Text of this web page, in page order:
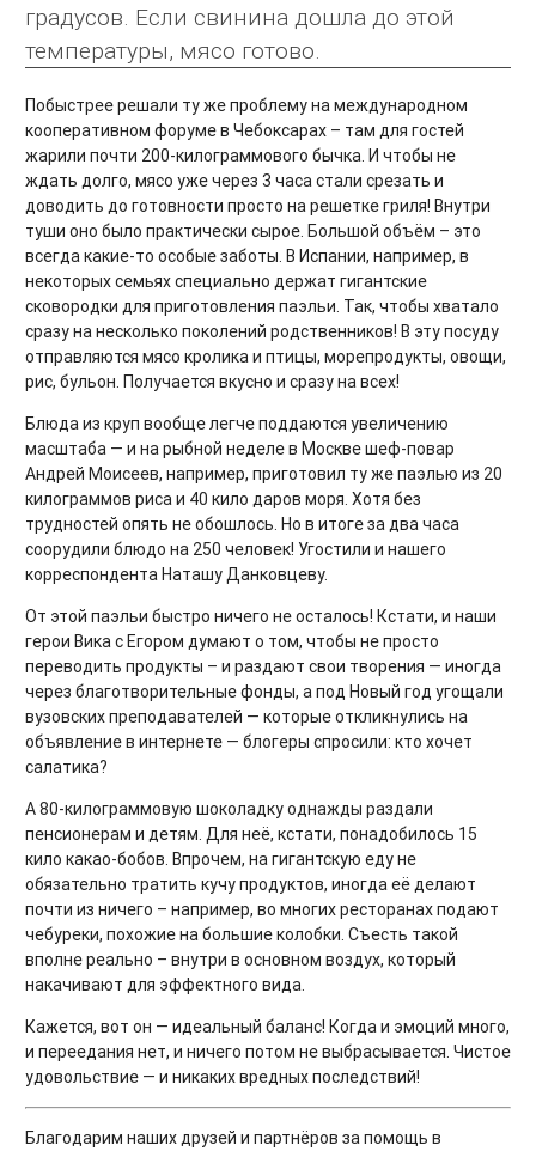
градусов. Если свинина дошла до этой
температуры, мясо готово.
Побыстрее решали ту же проблему на международном
кооперативном форуме в Чебоксарах – там для гостей
жарили почти 200-килограммового бычка. И чтобы не
ждать долго, мясо уже через 3 часа стали срезать и
доводить до готовности просто на решетке гриля! Внутри
туши оно было практически сырое. Большой объём – это
всегда какие-то особые заботы. В Испании, например, в
некоторых семьях специально держат гигантские
сковородки для приготовления паэльи. Так, чтобы хватало
сразу на несколько поколений родственников! В эту посуду
отправляются мясо кролика и птицы, морепродукты, овощи,
рис, бульон. Получается вкусно и сразу на всех!
Блюда из круп вообще легче поддаются увеличению
масштаба — и на рыбной неделе в Москве шеф-повар
Андрей Моисеев, например, приготовил ту же паэлью из 20
килограммов риса и 40 кило даров моря. Хотя без
трудностей опять не обошлось. Но в итоге за два часа
соорудили блюдо на 250 человек! Угостили и нашего
корреспондента Наташу Данковцеву.
От этой паэльи быстро ничего не осталось! Кстати, и наши
герои Вика с Егором думают о том, чтобы не просто
переводить продукты – и раздают свои творения — иногда
через благотворительные фонды, а под Новый год угощали
вузовских преподавателей — которые откликнулись на
объявление в интернете — блогеры спросили: кто хочет
салатика?
А 80-килограммовую шоколадку однажды раздали
пенсионерам и детям. Для неё, кстати, понадобилось 15
кило какао-бобов. Впрочем, на гигантскую еду не
обязательно тратить кучу продуктов, иногда её делают
почти из ничего – например, во многих ресторанах подают
чебуреки, похожие на большие колобки. Съесть такой
вполне реально – внутри в основном воздух, который
накачивают для эффектного вида.
Кажется, вот он — идеальный баланс! Когда и эмоций много,
и переедания нет, и ничего потом не выбрасывается. Чистое
удовольствие — и никаких вредных последствий!
Благодарим наших друзей и партнёров за помощь в